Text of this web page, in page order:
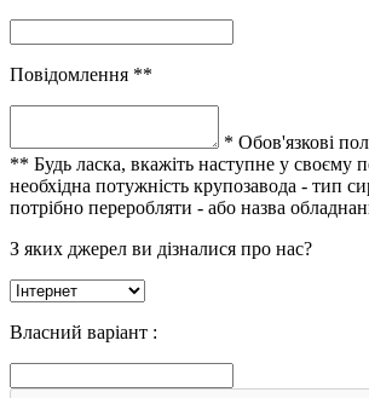
Повідомлення **
* Обов'язкові
** Будь ласка, вкажіть наступне у своєму
необхідна потужність крупозавода - тип
потрібно переробляти - або назва
З яких джерел ви дізналися про нас?
Власний варіант :